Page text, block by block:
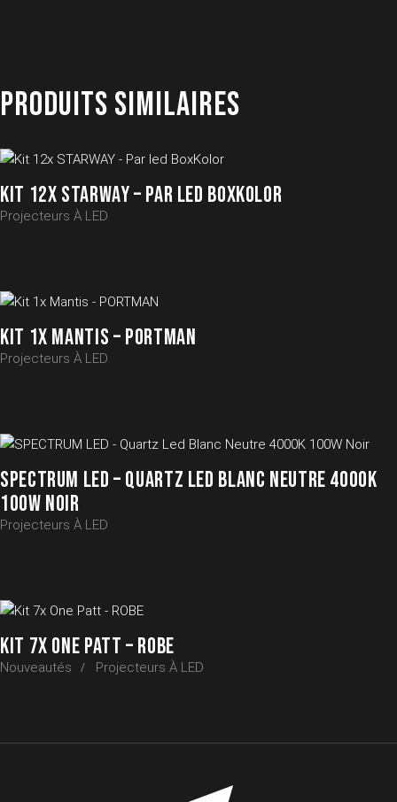
PRODUITS SIMILAIRES
KIT 12X STARWAY – PAR LED BOXKOLOR
Projecteurs À LED
KIT 1X MANTIS – PORTMAN
Projecteurs À LED
SPECTRUM LED – QUARTZ LED BLANC NEUTRE 4000K
100W NOIR
Projecteurs À LED
KIT 7X ONE PATT – ROBE
Nouveautés Projecteurs À LED